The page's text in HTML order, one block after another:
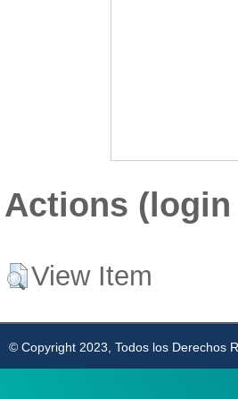
Actions
View Item
© Copyright 2023, Todos los Derechos